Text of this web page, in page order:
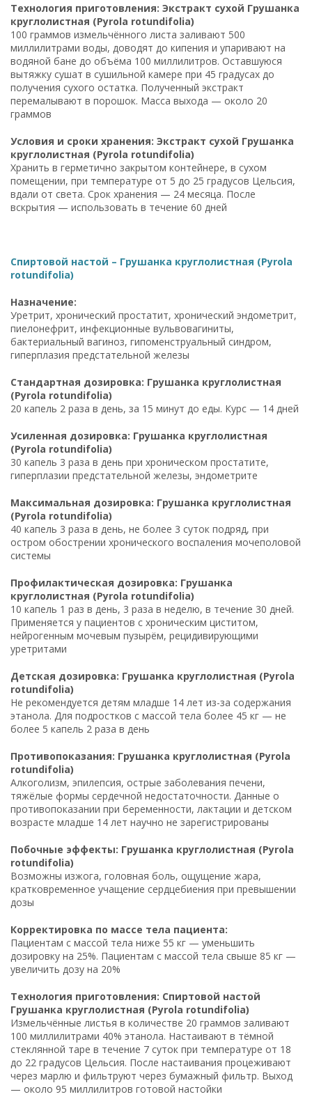
Технология приготовления: Экстракт сухой Грушанка
круглолистная (Pyrola rotundifolia)
100 граммов измельчённого листа заливают 500
миллилитрами воды, доводят до кипения и упаривают на
водяной бане до объёма 100 миллилитров. Оставшуюся
вытяжку сушат в сушильной камере при 45 градусах до
получения сухого остатка. Полученный экстракт
перемалывают в порошок. Масса выхода — около 20
граммов
Условия и сроки хранения: Экстракт сухой Грушанка
круглолистная (Pyrola rotundifolia)
Хранить в герметично закрытом контейнере, в сухом
помещении, при температуре от 5 до 25 градусов Цельсия,
вдали от света. Срок хранения — 24 месяца. После
вскрытия — использовать в течение 60 дней
Спиртовой настой – Грушанка круглолистная (Pyrola
rotundifolia)
Назначение:
Уретрит, хронический простатит, хронический эндометрит,
пиелонефрит, инфекционные вульвовагиниты,
бактериальный вагиноз, гипоменструальный синдром,
гиперплазия предстательной железы
Стандартная дозировка: Грушанка круглолистная
(Pyrola rotundifolia)
20 капель 2 раза в день, за 15 минут до еды. Курс — 14 дней
Усиленная дозировка: Грушанка круглолистная
(Pyrola rotundifolia)
30 капель 3 раза в день при хроническом простатите,
гиперплазии предстательной железы, эндометрите
Максимальная дозировка: Грушанка круглолистная
(Pyrola rotundifolia)
40 капель 3 раза в день, не более 3 суток подряд, при
остром обострении хронического воспаления мочеполовой
системы
Профилактическая дозировка: Грушанка
круглолистная (Pyrola rotundifolia)
10 капель 1 раз в день, 3 раза в неделю, в течение 30 дней.
Применяется у пациентов с хроническим циститом,
нейрогенным мочевым пузырём, рецидивирующими
уретритами
Детская дозировка: Грушанка круглолистная (Pyrola
rotundifolia)
Не рекомендуется детям младше 14 лет из-за содержания
этанола. Для подростков с массой тела более 45 кг — не
более 5 капель 2 раза в день
Противопоказания: Грушанка круглолистная (Pyrola
rotundifolia)
Алкоголизм, эпилепсия, острые заболевания печени,
тяжёлые формы сердечной недостаточности. Данные о
противопоказании при беременности, лактации и детском
возрасте младше 14 лет научно не зарегистрированы
Побочные эффекты: Грушанка круглолистная (Pyrola
rotundifolia)
Возможны изжога, головная боль, ощущение жара,
кратковременное учащение сердцебиения при превышении
дозы
Корректировка по массе тела пациента:
Пациентам с массой тела ниже 55 кг — уменьшить
дозировку на 25%. Пациентам с массой тела свыше 85 кг —
увеличить дозу на 20%
Технология приготовления: Спиртовой настой
Грушанка круглолистная (Pyrola rotundifolia)
Измельчённые листья в количестве 20 граммов заливают
100 миллилитрами 40% этанола. Настаивают в тёмной
стеклянной таре в течение 7 суток при температуре от 18
до 22 градусов Цельсия. После настаивания процеживают
через марлю и фильтруют через бумажный фильтр. Выход
— около 95 миллилитров готовой настойки